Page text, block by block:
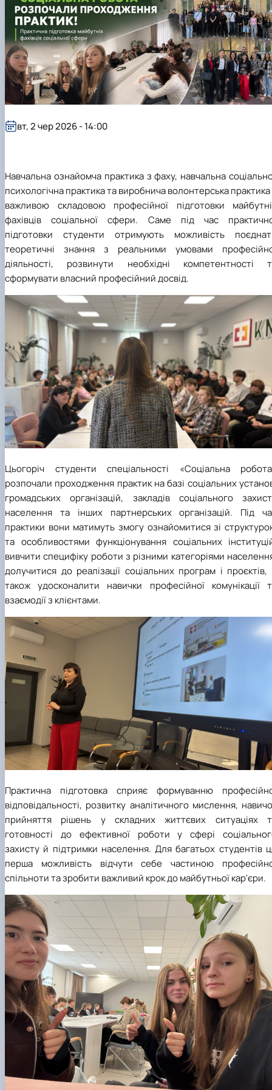
Навчальна ознайомча практика з фаху, навчальна
психологічна практика та виробнича волонтерська практика
важливою складовою професійної підготовки
підготовки студенти отримують можливість
сформувати власний професійний досвід.
Цьогоріч студенти спеціальності «Соціальна
розпочали проходження практик на базі соціальних
громадських організацій, закладів соціального
населення та інших партнерських організацій. Під
практики вони матимуть змогу ознайомитися зі
та особливостями функціонування соціальних
вивчити специфіку роботи з різними категоріями
долучитися до реалізації соціальних програм і проєктів,
також удосконалити навички професійної комунікації
взаємодії з клієнтами.
Практична підготовка сприяє формуванню
відповідальності, розвитку аналітичного мислення,
прийняття рішень у складних життєвих ситуаціях
готовності до ефективної роботи у сфері
захисту й підтримки населення. Для багатьох студентів
перша можливість відчути себе частиною
спільноти та зробити важливий крок до майбутньої кар'єри.
Бажаємо нашим студентам успішного проходження
нових професійних досягнень, цікавих знайомств,
та впевненості у власних силах. Нехай цей період
джерелом цінного досвіду, нових знань,
зростання та позитивних вражень, які допоможуть
подальшому становленні висококваліфікованих
вт, 2 чер 2026 - 14:00